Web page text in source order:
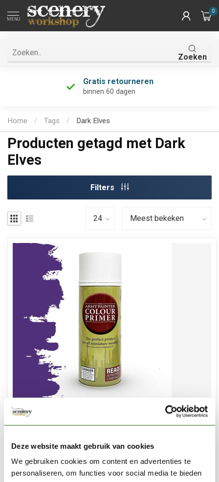
Deze website maakt gebruik van cookies
We gebruiken cookies om content en advertenties te
personaliseren, om functies voor social media te bieden
MENU
0
Zoeken
Gratis retourneren
binnen 60 dagen
Home / Tags / Dark Elves
Producten getagd met Dark
Elves
Filters
THE ARMY PAINTER
Alien Purple - Colour Primer - CP3019
€13,53
Niet op voorraad